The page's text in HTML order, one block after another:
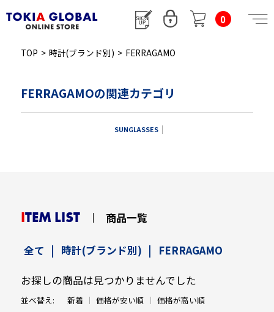
0
TOP > 時計(ブランド別) > FERRAGAMO
FERRAGAMOの関連カテゴリ
SUNGLASSES
ITEM LIST 商品一覧
全て | 時計(ブランド別) | FERRAGAMO
お探しの商品は見つかりませんでした
並べ替え: 新着 価格が安い順 価格が高い順